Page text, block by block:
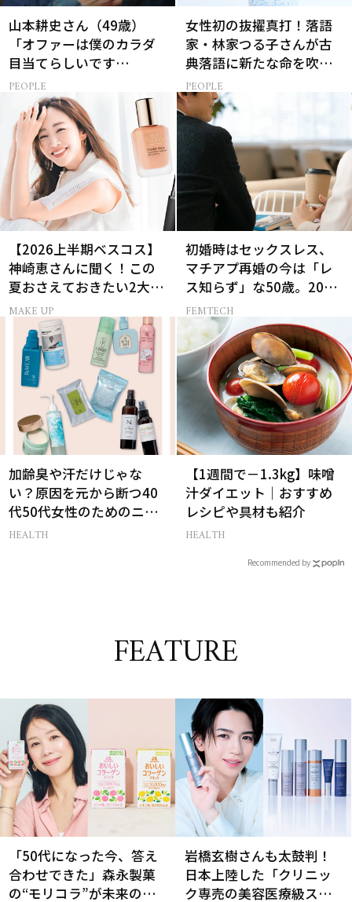
山本耕史さん（49歳）
「オファーは僕のカラダ
目当てらしいです
（笑）」全編英語ミュー
ジカルへの挑戦
PEOPLE
女性初の抜擢真打！落語
家・林家つる子さんが古
典落語に新たな命を吹き
込み続ける理由
PEOPLE
【2026上半期ベスコス】
神崎恵さんに聞く！この
夏おさえておきたい2大メ
イクトレンド
MAKE UP
初婚時はセックスレス、
マチアプ再婚の今は「レ
ス知らず」な50歳。20代
と変えた“結婚の条件”と
は？
FEMTECH
加齢臭や汗だけじゃな
い？原因を元から断つ40
代50代女性のためのニオ
イケア
HEALTH
【1週間で－1.3kg】味噌
汁ダイエット｜おすすめ
レシピや具材も紹介
HEALTH
Recommended by
FEATURE
「50代になった今、答え
合わせできた」森永製菓
の“モリコラ”が未来のキ
岩橋玄樹さんも太鼓判！
日本上陸した「クリニッ
ク専売の美容医療級スキ